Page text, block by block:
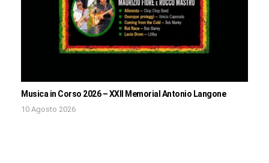
Musica in Corso 2026 – XXII Memorial Antonio Langone
10 Agosto 2026